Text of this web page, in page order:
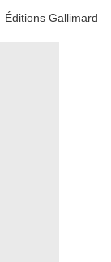
Éditions Gallimard